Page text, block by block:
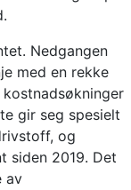
Nedgangen
med en rekke
gir seg spesielt
og
siden 2019. Det
av